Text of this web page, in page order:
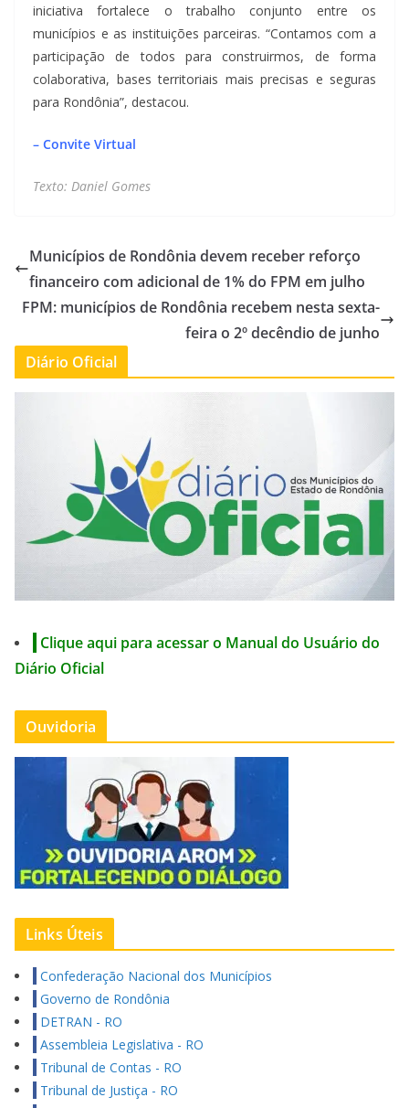
iniciativa fortalece o trabalho conjunto entre os
municípios e as instituições parceiras. “Contamos com a
participação de todos para construirmos, de forma
colaborativa, bases territoriais mais precisas e seguras
para Rondônia”, destacou.
– Convite Virtual
Texto: Daniel Gomes
Municípios de Rondônia devem receber reforço
financeiro com adicional de 1% do FPM em julho
FPM: municípios de Rondônia recebem nesta sexta-
feira o 2º decêndio de junho
Diário Oficial
Clique aqui para acessar o Manual do Usuário do
Diário Oficial
Ouvidoria
Links Úteis
Confederação Nacional dos Municípios
Governo de Rondônia
DETRAN - RO
Assembleia Legislativa - RO
Tribunal de Contas - RO
Tribunal de Justiça - RO